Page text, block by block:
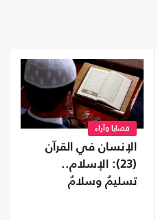
قضايا وآراء
الإنسان في القرآن
(23): الإسلام..
تسليمٌ وسلامٌ